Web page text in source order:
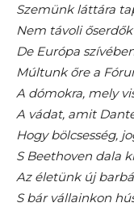
Szemünk láttára
Nem távoli
De Európa
Múltunk őre a
A dómokra, mely
A vádat, amit
Hogy bölcsesség,
S Beethoven dala
Az életünk új
S bár vállainkon